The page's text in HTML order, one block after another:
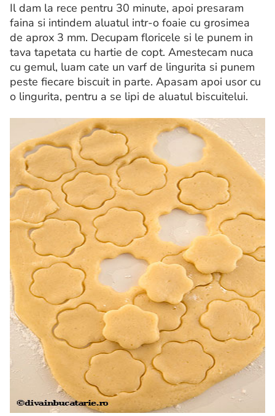
Il dam la rece pentru 30 minute, apoi presaram
faina si intindem aluatul intr-o foaie cu grosimea
de aprox 3 mm. Decupam floricele si le punem in
tava tapetata cu hartie de copt. Amestecam nuca
cu gemul, luam cate un varf de lingurita si punem
peste fiecare biscuit in parte. Apasam apoi usor cu
o lingurita, pentru a se lipi de aluatul biscuitelui.